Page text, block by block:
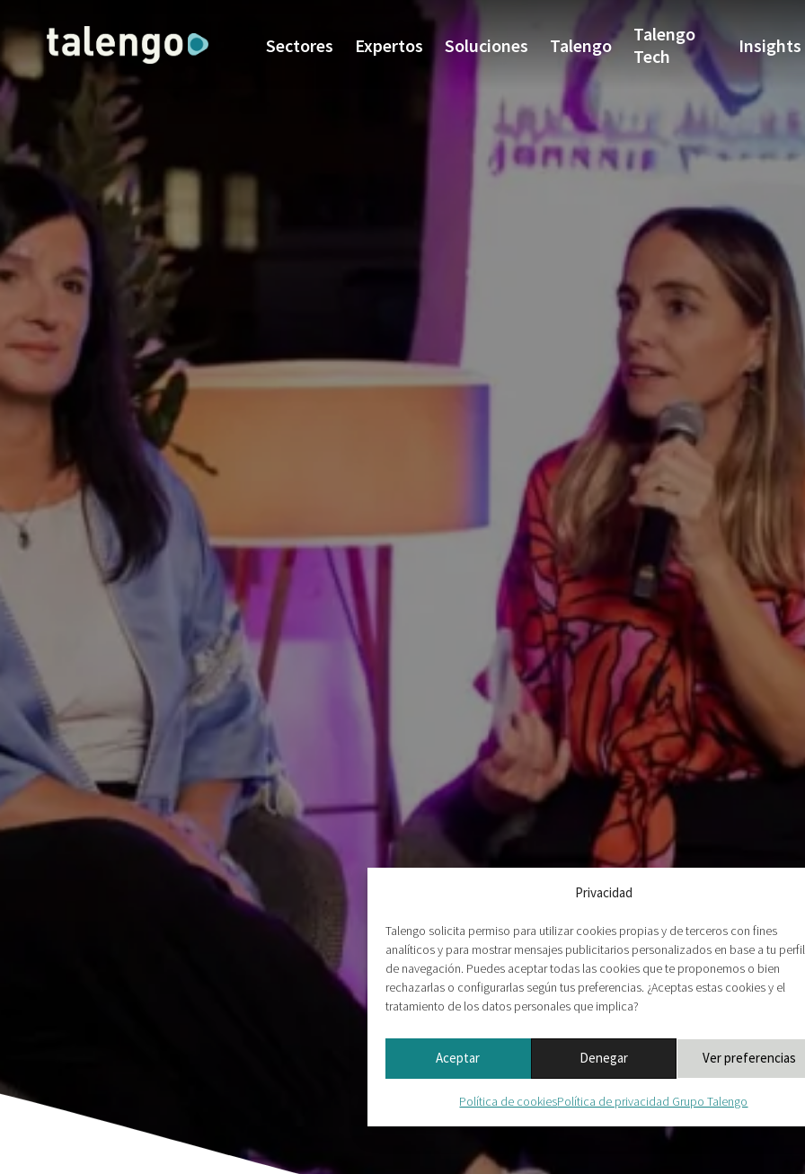
Privacidad
Talengo solicita permiso para utilizar cookies propias y de terceros con fines
analíticos y para mostrar mensajes publicitarios personalizados en base a tu perfil
de navegación. Puedes aceptar todas las cookies que te proponemos o bien
rechazarlas o configurarlas según tus preferencias. ¿Aceptas estas cookies y el
tratamiento de los datos personales que implica?
Aceptar Denegar Ver preferencias
Política de cookiesPolítica de privacidad Grupo Talengo
Sectores Expertos Soluciones Talengo
Talengo
Tech
Insights